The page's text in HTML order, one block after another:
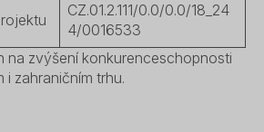
CZ.01.2.111/0.0/0.0/18_24
4/0016533
na zvýšení konkurenceschopnosti
i zahraničním trhu.